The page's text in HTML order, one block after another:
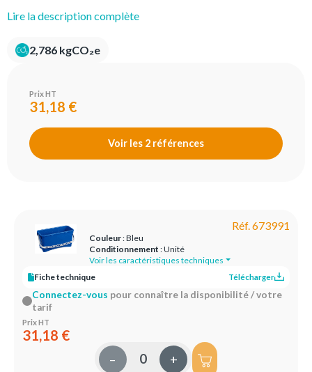
Lire la description complète
2,786 kgCO₂e
Prix HT
31,18 €
Voir les 2 références
Réf. 673991
Couleur: Bleu
Conditionnement : Unité
Voir les caractéristiques techniques
Fiche technique
Télécharger
Connectez-vous pour connaître la disponibilité / votre
tarif
Prix HT
31,18 €
– +